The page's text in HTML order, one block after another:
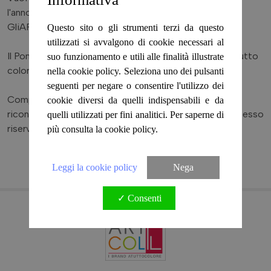
ILFILONATURAL
FOULARD BAMBOO
SIAMO TORNATI!
FRESCO COTONE IN
SALDO
FRESCA VISCOSA IN
l'anno?
GliARTiCOLiIL fa al caso tuo.
Il Ponchetto®, Il FiloNatural, Il FoulArt, sono i brand a tutto
colore de GliARTiCOLiIL.
Compila il modulo con i dati della tua attività, sarai
ricontattato entro 24 ore per l'attivazione del tuo accesso
riservato.
Registrati
Questo sito o gli strumenti terzi da questo
utilizzati si avvalgono di cookie necessari al
suo funzionamento e utili alle finalità illustrate
nella cookie policy. Seleziona uno dei pulsanti
seguenti per negare o consentire l'utilizzo dei
cookie diversi da quelli indispensabili e da
quelli utilizzati per fini analitici. Per saperne di
più consulta la cookie policy.
Leggi la cookie policy Nega
✓ Consenti